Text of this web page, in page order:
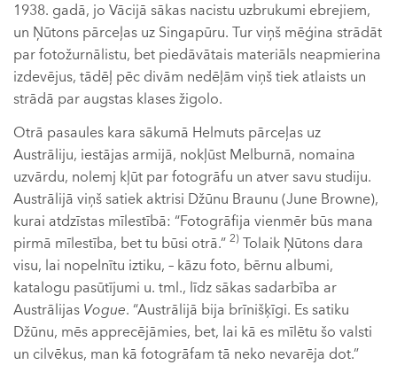
1938. gadā, jo Vācijā sākas nacistu uzbrukumi ebrejiem,
un Ņūtons pārceļas uz Singapūru. Tur viņš mēģina strādāt
par fotožurnālistu, bet piedāvātais materiāls neapmierina
izdevējus, tādēļ pēc divām nedēļām viņš tiek atlaists un
strādā par augstas klases žigolo.
Otrā pasaules kara sākumā Helmuts pārceļas uz
Austrāliju, iestājas armijā, nokļūst Melburnā, nomaina
uzvārdu, nolemj kļūt par fotogrāfu un atver savu studiju.
Austrālijā viņš satiek aktrisi Džūnu Braunu (June Browne),
kurai atdzīstas mīlestībā: “Fotogrāfija vienmēr būs mana
pirmā mīlestība, bet tu būsi otrā.” 2) Tolaik Ņūtons dara
visu, lai nopelnītu iztiku, – kāzu foto, bērnu albumi,
katalogu pasūtījumi u. tml., līdz sākas sadarbība ar
Austrālijas Vogue. “Austrālijā bija brīnišķīgi. Es satiku
Džūnu, mēs apprecējāmies, bet, lai kā es mīlētu šo valsti
un cilvēkus, man kā fotogrāfam tā neko nevarēja dot.”